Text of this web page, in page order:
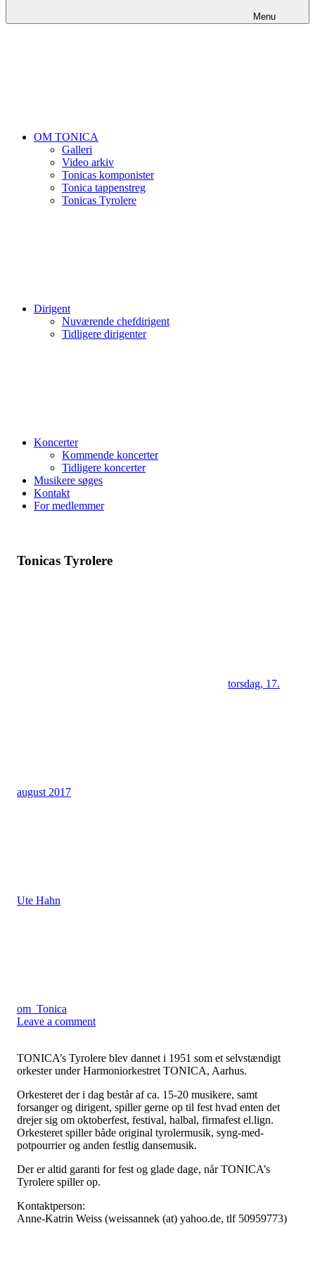
Menu
OM TONICA
Galleri
Video arkiv
Tonicas komponister
Tonica tappenstreg
Tonicas Tyrolere
Dirigent
Nuværende chefdirigent
Tidligere dirigenter
Koncerter
Kommende koncerter
Tidligere koncerter
Musikere søges
Kontakt
For medlemmer
Tonicas Tyrolere
torsdag, 17.
august 2017
Ute Hahn
om_Tonica
Leave a comment
TONICA’s Tyrolere blev dannet i 1951 som et selvstændigt
orkester under Harmoniorkestret TONICA, Aarhus.
Orkesteret der i dag består af ca. 15-20 musikere, samt
forsanger og dirigent, spiller gerne op til fest hvad enten det
drejer sig om oktoberfest, festival, halbal, firmafest el.lign.
Orkesteret spiller både original tyrolermusik, syng-med-
potpourrier og anden festlig dansemusik.
Der er altid garanti for fest og glade dage, når TONICA’s
Tyrolere spiller op.
Kontaktperson:
Anne-Katrin Weiss (weissannek (at) yahoo.de, tlf 50959773)